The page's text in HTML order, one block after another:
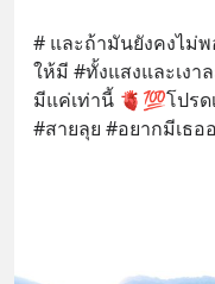
# และถ้ามันยังคงไม่พ
ให้มี #ทั้งแสงและเง
มีแค่เท่านี้ 🫀💯โปร
#สายลุย #อยากมีเธ